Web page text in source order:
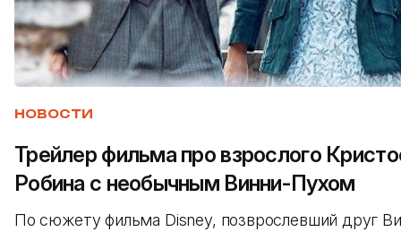
НОВОСТИ
Трейлер фильма про взрослого
Робина с необычным Винни-Пухом
По сюжету фильма Disney, позврослевший друг